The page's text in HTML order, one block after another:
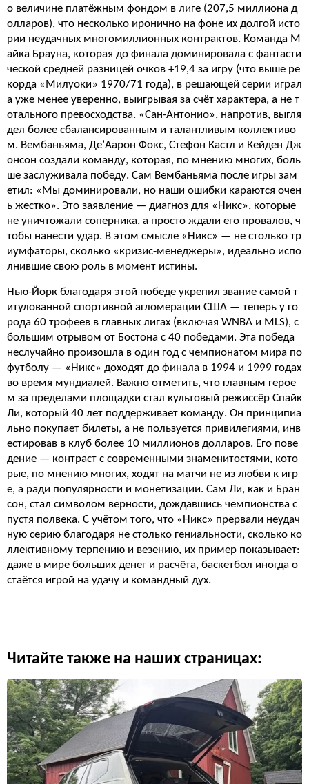
о величине платёжным фондом в лиге (207,5 миллиона д
олларов), что несколько иронично на фоне их долгой исто
рии неудачных многомиллионных контрактов. Команда М
айка Брауна, которая до финала доминировала с фантасти
ческой средней разницей очков +19,4 за игру (что выше ре
корда «Милуоки» 1970/71 года), в решающей серии играл
а уже менее уверенно, выигрывая за счёт характера, а не т
отального превосходства. «Сан-Антонио», напротив, выгля
дел более сбалансированным и талантливым коллективо
м. Вембаньяма, Де’Аарон Фокс, Стефон Кастл и Кейден Дж
онсон создали команду, которая, по мнению многих, боль
ше заслуживала победу. Сам Вембаньяма после игры зам
етил: «Мы доминировали, но наши ошибки караются очен
ь жестко». Это заявление — диагноз для «Никс», которые
не уничтожали соперника, а просто ждали его провалов, ч
тобы нанести удар. В этом смысле «Никс» — не столько тр
иумфаторы, сколько «кризис-менеджеры», идеально испо
лнившие свою роль в момент истины.
Нью-Йорк благодаря этой победе укрепил звание самой т
итулованной спортивной агломерации США — теперь у го
рода 60 трофеев в главных лигах (включая WNBA и MLS), с
большим отрывом от Бостона с 40 победами. Эта победа
неслучайно произошла в один год с чемпионатом мира по
футболу — «Никс» доходят до финала в 1994 и 1999 годах
во время мундиалей. Важно отметить, что главным герое
м за пределами площадки стал культовый режиссёр Спайк
Ли, который 40 лет поддерживает команду. Он принципиа
льно покупает билеты, а не пользуется привилегиями, инв
естировав в клуб более 10 миллионов долларов. Его пове
дение — контраст с современными знаменитостями, кото
рые, по мнению многих, ходят на матчи не из любви к игр
е, а ради популярности и монетизации. Сам Ли, как и Бран
сон, стал символом верности, дождавшись чемпионства с
пустя полвека. С учётом того, что «Никс» прервали неудач
ную серию благодаря не столько гениальности, сколько ко
ллективному терпению и везению, их пример показывает:
даже в мире больших денег и расчёта, баскетбол иногда о
стаётся игрой на удачу и командный дух.
Читайте также на наших страницах: